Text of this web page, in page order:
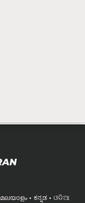
മലയാളം ಕನ್ನಡ
ଓଡିଆ